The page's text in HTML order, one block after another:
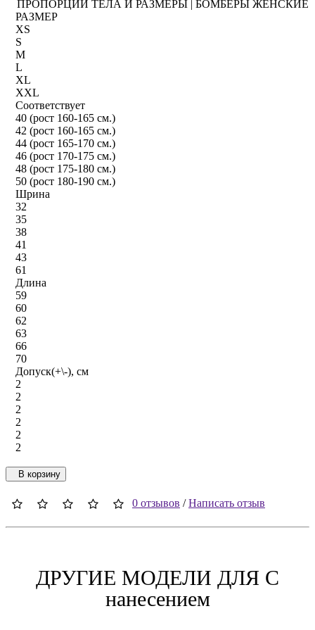
ПРОПОРЦИИ ТЕЛА И РАЗМЕРЫ | БОМБЕРЫ ЖЕНСКИЕ
РАЗМЕР
XS
S
M
L
XL
XXL
Соответствует
40 (рост 160-165 см.)
42 (рост 160-165 см.)
44 (рост 165-170 см.)
46 (рост 170-175 см.)
48 (рост 175-180 см.)
50 (рост 180-190 см.)
Шрина
32
35
38
41
43
61
Длина
59
60
62
63
66
70
Допуск(+\-), см
2
2
2
2
2
2
В корзину
0 отзывов /Написать отзыв
ДРУГИЕ МОДЕЛИ ДЛЯ C
нанесением